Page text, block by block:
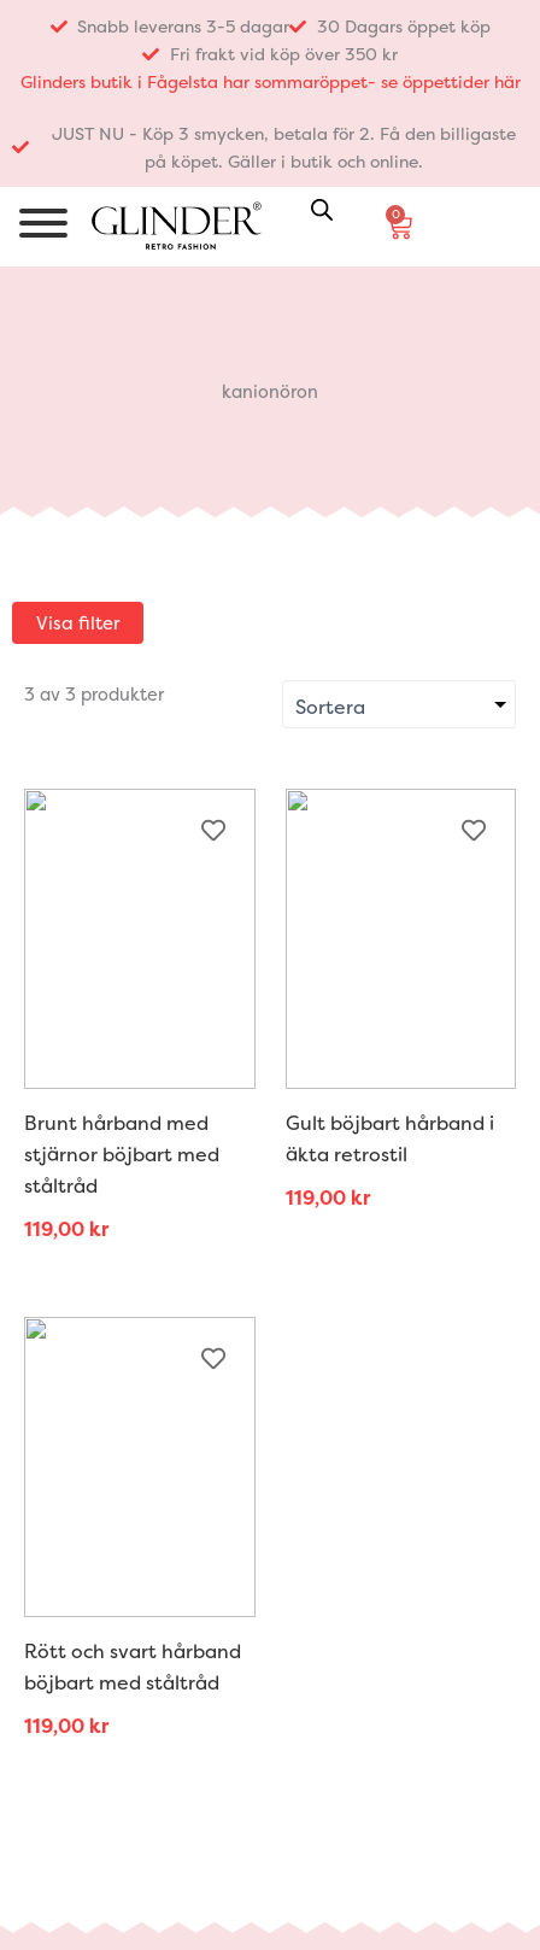
innehåll
Snabb leverans 3-5 dagar
30 Dagars öppet köp
Fri frakt vid köp över 350 kr
Glinders butik i Fågelsta har sommaröppet- se öppettider här
JUST NU - Köp 3 smycken, betala för 2. Få den billigaste
på köpet. Gäller i butik och online.
0
Varukorg
kanionöron
Visa filter
3 av 3 produkter
Brunt hårband med
stjärnor böjbart med
ståltråd
119,00 kr
Gult böjbart hårband i
äkta retrostil
119,00 kr
Rött och svart hårband
böjbart med ståltråd
119,00 kr